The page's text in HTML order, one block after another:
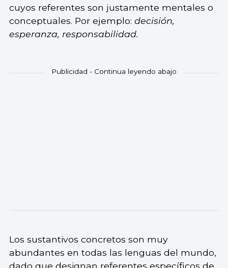
cuyos referentes son justamente mentales o
conceptuales. Por ejemplo: decisión,
esperanza, responsabilidad.
Los sustantivos concretos son muy
abundantes en todas las lenguas del mundo,
dado que designan referentes específicos de